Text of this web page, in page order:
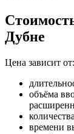
Дубне
Цена зависит от:
объёма
времени